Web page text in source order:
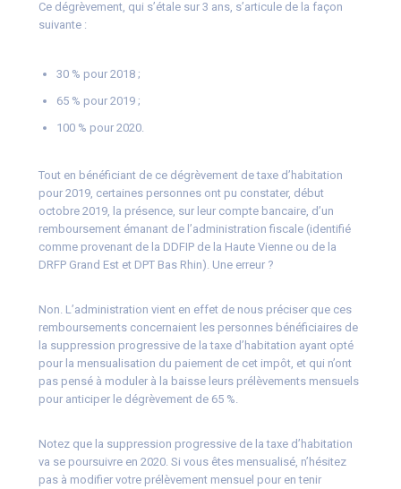
Ce dégrèvement, qui s’étale sur 3 ans, s’articule de la façon
suivante :
30 % pour 2018 ;
65 % pour 2019 ;
100 % pour 2020.
Tout en bénéficiant de ce dégrèvement de taxe d’habitation
pour 2019, certaines personnes ont pu constater, début
octobre 2019, la présence, sur leur compte bancaire, d’un
remboursement émanant de l’administration fiscale (identifié
comme provenant de la DDFIP de la Haute Vienne ou de la
DRFP Grand Est et DPT Bas Rhin). Une erreur ?
Non. L’administration vient en effet de nous préciser que ces
remboursements concernaient les personnes bénéficiaires de
la suppression progressive de la taxe d’habitation ayant opté
pour la mensualisation du paiement de cet impôt, et qui n’ont
pas pensé à moduler à la baisse leurs prélèvements mensuels
pour anticiper le dégrèvement de 65 %.
Notez que la suppression progressive de la taxe d’habitation
va se poursuivre en 2020. Si vous êtes mensualisé, n’hésitez
pas à modifier votre prélèvement mensuel pour en tenir